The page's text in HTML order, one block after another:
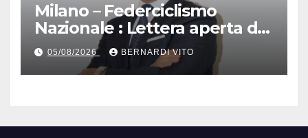
Milano – Federciclismo
Nazionale : Lettera aperta del
Presidente Cordiano
Dagnoni
05/08/2026 BERNARDI VITO